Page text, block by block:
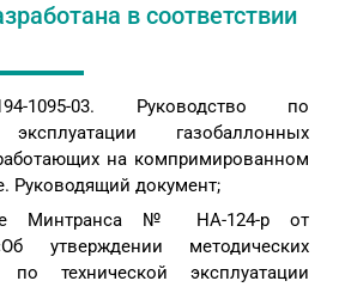
в соответствии
1095-03. Руководство по
газобаллонных
на компримированном
Руководящий документ;
Минтранса № НА-124-р от
утверждении методических
по технической эксплуатации